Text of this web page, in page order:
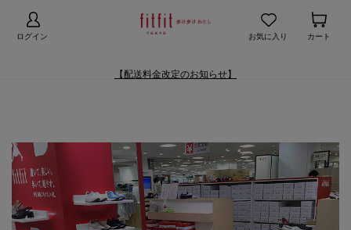
ログイン お気に入り カート
【配送料金改定のお知らせ】